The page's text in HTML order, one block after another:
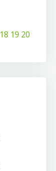
18 19 20